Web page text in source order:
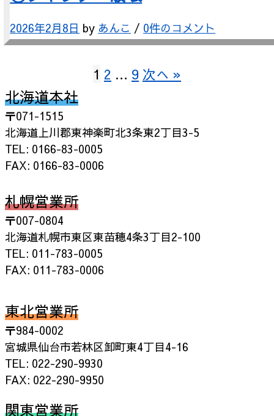
2026年2月8日 by あんこ / 0件のコメント
稿
の
ペ
ー
ジ
送
り
1 2 … 9 次へ »
北海道本社
〒071-1515
北海道上川郡東神楽町北3条東2丁目3-5
TEL: 0166-83-0005
FAX: 0166-83-0006
札幌営業所
〒007-0804
北海道札幌市東区東苗穂4条3丁目2-100
TEL: 011-783-0005
FAX: 011-783-0006
東北営業所
〒984-0002
宮城県仙台市若林区卸町東4丁目4-16
TEL: 022-290-9930
FAX: 022-290-9950
関東営業所